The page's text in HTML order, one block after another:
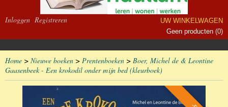
Inloggen Registreren
UW WINKELWAGEN
Geen producten (0)
Home > Nieuwe boeken > Prentenboeken > Boer, Michel de & Leontine
Gaasenbeek - Een krokodil onder mijn bed (kleurboek)